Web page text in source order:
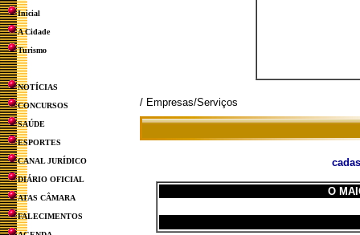
Inicial
A Cidade
Turismo
NOTÍCIAS
CONCURSOS
SAÚDE
ESPORTES
CANAL JURÍDICO
DIÁRIO OFICIAL
ATAS CÂMARA
FALECIMENTOS
/ Empresas/Serviços
O